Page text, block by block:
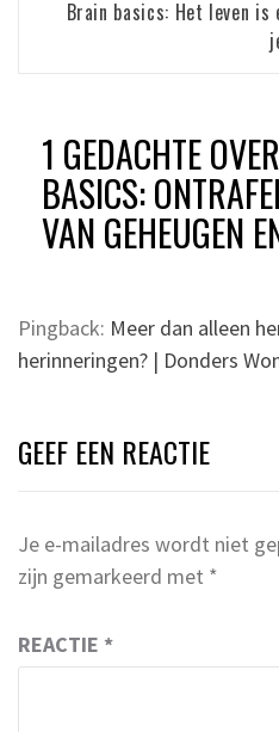
Brain basics: Het leven is
1 GEDACHTE
BASICS:
VAN GEHEUGEN
Pingback: Meer dan alleen
herinneringen? | Donders
GEEF EEN REACTIE
Je e-mailadres wordt niet
zijn gemarkeerd met *
REACTIE *